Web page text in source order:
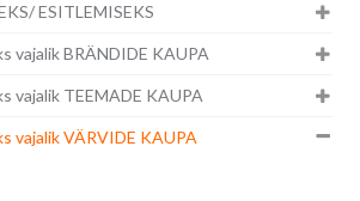
ESITLEMISEKS
vajalik BRÄNDIDE KAUPA
vajalik TEEMADE KAUPA
vajalik VÄRVIDE KAUPA